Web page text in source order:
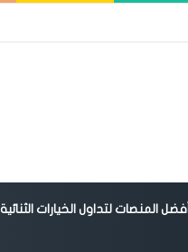
أفضل المنصات لتداول الخيارات الثنائية